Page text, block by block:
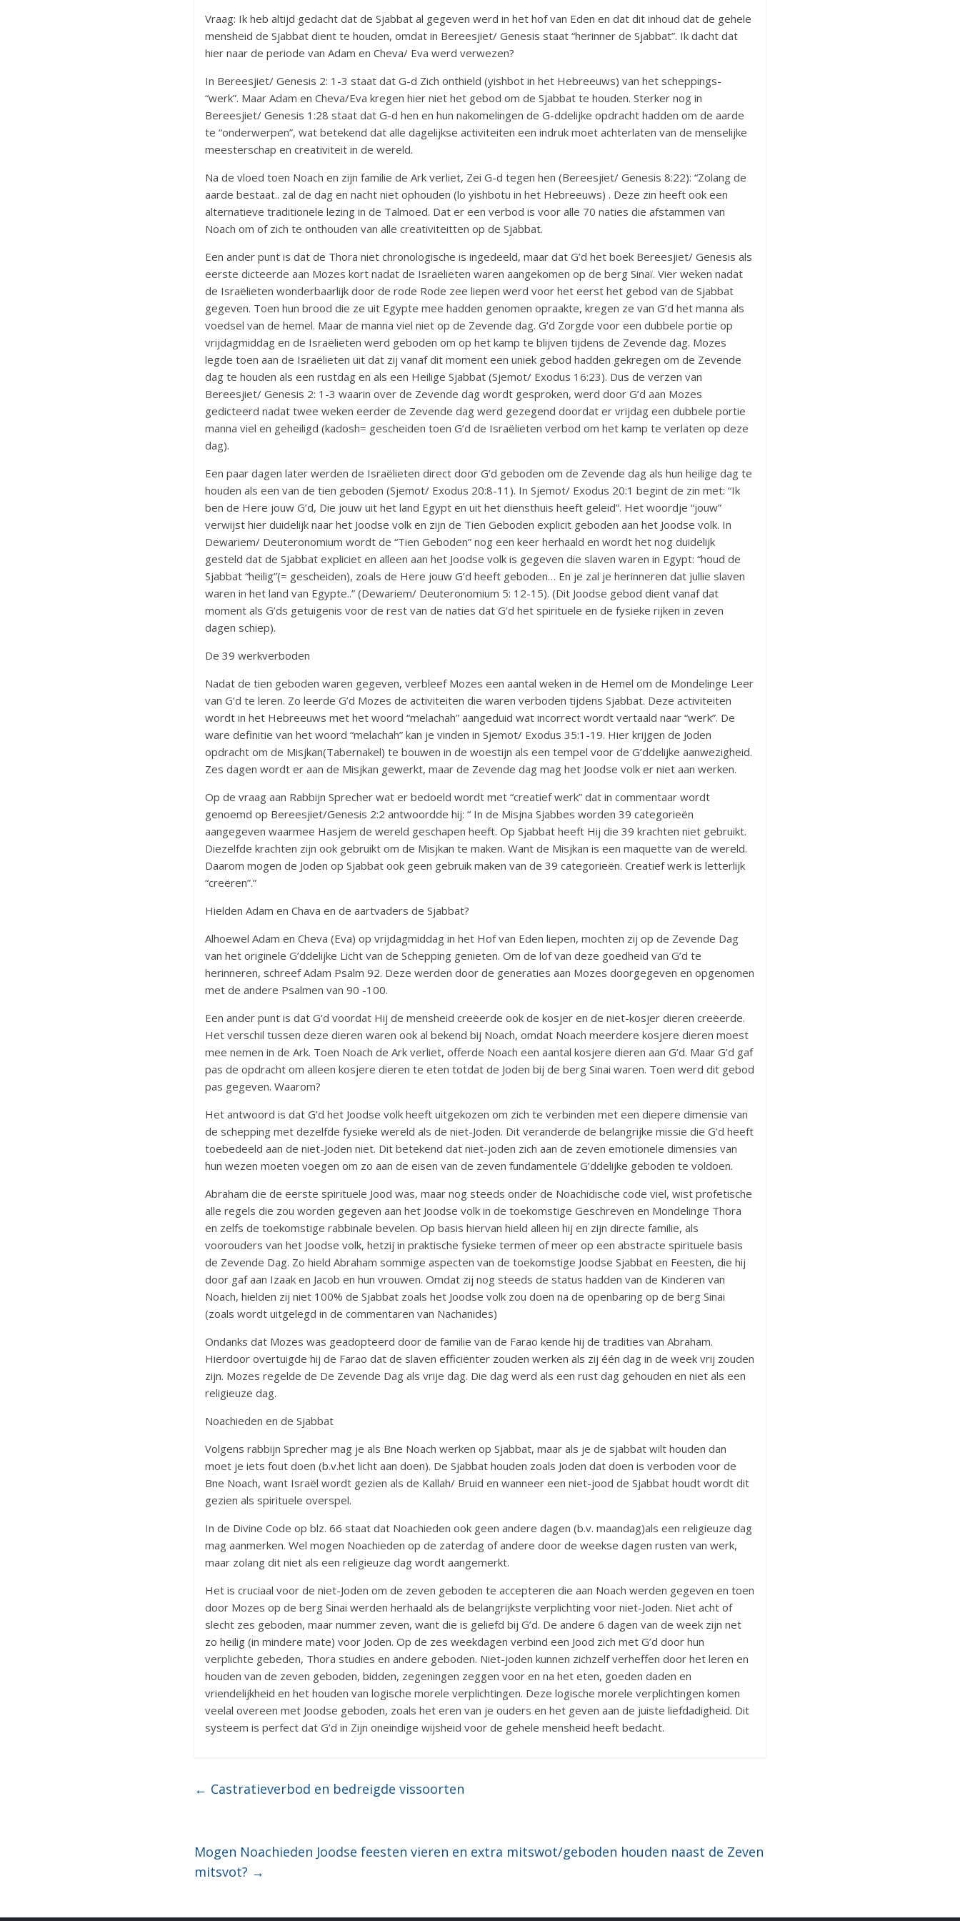
Vraag: Ik heb altijd gedacht dat de Sjabbat al gegeven werd in het hof van Eden en dat dit inhoud dat de gehele
mensheid de Sjabbat dient te houden, omdat in Bereesjiet/ Genesis staat “herinner de Sjabbat”. Ik dacht dat
hier naar de periode van Adam en Cheva/ Eva werd verwezen?
In Bereesjiet/ Genesis 2: 1-3 staat dat G-d Zich onthield (yishbot in het Hebreeuws) van het scheppings-
“werk”. Maar Adam en Cheva/Eva kregen hier niet het gebod om de Sjabbat te houden. Sterker nog in
Bereesjiet/ Genesis 1:28 staat dat G-d hen en hun nakomelingen de G-ddelijke opdracht hadden om de aarde
te “onderwerpen”, wat betekend dat alle dagelijkse activiteiten een indruk moet achterlaten van de menselijke
meesterschap en creativiteit in de wereld.
Na de vloed toen Noach en zijn familie de Ark verliet, Zei G-d tegen hen (Bereesjiet/ Genesis 8:22): “Zolang de
aarde bestaat.. zal de dag en nacht niet ophouden (lo yishbotu in het Hebreeuws) . Deze zin heeft ook een
alternatieve traditionele lezing in de Talmoed. Dat er een verbod is voor alle 70 naties die afstammen van
Noach om of zich te onthouden van alle creativiteitten op de Sjabbat.
Een ander punt is dat de Thora niet chronologische is ingedeeld, maar dat G’d het boek Bereesjiet/ Genesis als
eerste dicteerde aan Mozes kort nadat de Israëlieten waren aangekomen op de berg Sinaï. Vier weken nadat
de Israëlieten wonderbaarlijk door de rode Rode zee liepen werd voor het eerst het gebod van de Sjabbat
gegeven. Toen hun brood die ze uit Egypte mee hadden genomen opraakte, kregen ze van G’d het manna als
voedsel van de hemel. Maar de manna viel niet op de Zevende dag. G’d Zorgde voor een dubbele portie op
vrijdagmiddag en de Israëlieten werd geboden om op het kamp te blijven tijdens de Zevende dag. Mozes
legde toen aan de Israëlieten uit dat zij vanaf dit moment een uniek gebod hadden gekregen om de Zevende
dag te houden als een rustdag en als een Heilige Sjabbat (Sjemot/ Exodus 16:23). Dus de verzen van
Bereesjiet/ Genesis 2: 1-3 waarin over de Zevende dag wordt gesproken, werd door G’d aan Mozes
gedicteerd nadat twee weken eerder de Zevende dag werd gezegend doordat er vrijdag een dubbele portie
manna viel en geheiligd (kadosh= gescheiden toen G’d de Israëlieten verbod om het kamp te verlaten op deze
dag).
Een paar dagen later werden de Israëlieten direct door G’d geboden om de Zevende dag als hun heilige dag te
houden als een van de tien geboden (Sjemot/ Exodus 20:8-11). In Sjemot/ Exodus 20:1 begint de zin met: “Ik
ben de Here jouw G’d, Die jouw uit het land Egypt en uit het diensthuis heeft geleid”. Het woordje “jouw”
verwijst hier duidelijk naar het Joodse volk en zijn de Tien Geboden explicit geboden aan het Joodse volk. In
Dewariem/ Deuteronomium wordt de “Tien Geboden” nog een keer herhaald en wordt het nog duidelijk
gesteld dat de Sjabbat expliciet en alleen aan het Joodse volk is gegeven die slaven waren in Egypt: “houd de
Sjabbat “heilig”(= gescheiden), zoals de Here jouw G’d heeft geboden… En je zal je herinneren dat jullie slaven
waren in het land van Egypte..” (Dewariem/ Deuteronomium 5: 12-15). (Dit Joodse gebod dient vanaf dat
moment als G’ds getuigenis voor de rest van de naties dat G’d het spirituele en de fysieke rijken in zeven
dagen schiep).
De 39 werkverboden
Nadat de tien geboden waren gegeven, verbleef Mozes een aantal weken in de Hemel om de Mondelinge Leer
van G’d te leren. Zo leerde G’d Mozes de activiteiten die waren verboden tijdens Sjabbat. Deze activiteiten
wordt in het Hebreeuws met het woord “melachah” aangeduid wat incorrect wordt vertaald naar “werk”. De
ware definitie van het woord “melachah” kan je vinden in Sjemot/ Exodus 35:1-19. Hier krijgen de Joden
opdracht om de Misjkan(Tabernakel) te bouwen in de woestijn als een tempel voor de G’ddelijke aanwezigheid.
Zes dagen wordt er aan de Misjkan gewerkt, maar de Zevende dag mag het Joodse volk er niet aan werken.
Op de vraag aan Rabbijn Sprecher wat er bedoeld wordt met “creatief werk” dat in commentaar wordt
genoemd op Bereesjiet/Genesis 2:2 antwoordde hij: “ In de Misjna Sjabbes worden 39 categorieën
aangegeven waarmee Hasjem de wereld geschapen heeft. Op Sjabbat heeft Hij die 39 krachten niet gebruikt.
Diezelfde krachten zijn ook gebruikt om de Misjkan te maken. Want de Misjkan is een maquette van de wereld.
Daarom mogen de Joden op Sjabbat ook geen gebruik maken van de 39 categorieën. Creatief werk is letterlijk
“creëren”.”
Hielden Adam en Chava en de aartvaders de Sjabbat?
Alhoewel Adam en Cheva (Eva) op vrijdagmiddag in het Hof van Eden liepen, mochten zij op de Zevende Dag
van het originele G’ddelijke Licht van de Schepping genieten. Om de lof van deze goedheid van G’d te
herinneren, schreef Adam Psalm 92. Deze werden door de generaties aan Mozes doorgegeven en opgenomen
met de andere Psalmen van 90 -100.
Een ander punt is dat G’d voordat Hij de mensheid creëerde ook de kosjer en de niet-kosjer dieren creëerde.
Het verschil tussen deze dieren waren ook al bekend bij Noach, omdat Noach meerdere kosjere dieren moest
mee nemen in de Ark. Toen Noach de Ark verliet, offerde Noach een aantal kosjere dieren aan G’d. Maar G’d gaf
pas de opdracht om alleen kosjere dieren te eten totdat de Joden bij de berg Sinai waren. Toen werd dit gebod
pas gegeven. Waarom?
Het antwoord is dat G’d het Joodse volk heeft uitgekozen om zich te verbinden met een diepere dimensie van
de schepping met dezelfde fysieke wereld als de niet-Joden. Dit veranderde de belangrijke missie die G’d heeft
toebedeeld aan de niet-Joden niet. Dit betekend dat niet-joden zich aan de zeven emotionele dimensies van
hun wezen moeten voegen om zo aan de eisen van de zeven fundamentele G’ddelijke geboden te voldoen.
Abraham die de eerste spirituele Jood was, maar nog steeds onder de Noachidische code viel, wist profetische
alle regels die zou worden gegeven aan het Joodse volk in de toekomstige Geschreven en Mondelinge Thora
en zelfs de toekomstige rabbinale bevelen. Op basis hiervan hield alleen hij en zijn directe familie, als
voorouders van het Joodse volk, hetzij in praktische fysieke termen of meer op een abstracte spirituele basis
de Zevende Dag. Zo hield Abraham sommige aspecten van de toekomstige Joodse Sjabbat en Feesten, die hij
door gaf aan Izaak en Jacob en hun vrouwen. Omdat zij nog steeds de status hadden van de Kinderen van
Noach, hielden zij niet 100% de Sjabbat zoals het Joodse volk zou doen na de openbaring op de berg Sinai
(zoals wordt uitgelegd in de commentaren van Nachanides)
Ondanks dat Mozes was geadopteerd door de familie van de Farao kende hij de tradities van Abraham.
Hierdoor overtuigde hij de Farao dat de slaven efficiënter zouden werken als zij één dag in de week vrij zouden
zijn. Mozes regelde de De Zevende Dag als vrije dag. Die dag werd als een rust dag gehouden en niet als een
religieuze dag.
Noachieden en de Sjabbat
Volgens rabbijn Sprecher mag je als Bne Noach werken op Sjabbat, maar als je de sjabbat wilt houden dan
moet je iets fout doen (b.v.het licht aan doen). De Sjabbat houden zoals Joden dat doen is verboden voor de
Bne Noach, want Israël wordt gezien als de Kallah/ Bruid en wanneer een niet-jood de Sjabbat houdt wordt dit
gezien als spirituele overspel.
In de Divine Code op blz. 66 staat dat Noachieden ook geen andere dagen (b.v. maandag)als een religieuze dag
mag aanmerken. Wel mogen Noachieden op de zaterdag of andere door de weekse dagen rusten van werk,
maar zolang dit niet als een religieuze dag wordt aangemerkt.
Het is cruciaal voor de niet-Joden om de zeven geboden te accepteren die aan Noach werden gegeven en toen
door Mozes op de berg Sinai werden herhaald als de belangrijkste verplichting voor niet-Joden. Niet acht of
slecht zes geboden, maar nummer zeven, want die is geliefd bij G’d. De andere 6 dagen van de week zijn net
zo heilig (in mindere mate) voor Joden. Op de zes weekdagen verbind een Jood zich met G’d door hun
verplichte gebeden, Thora studies en andere geboden. Niet-joden kunnen zichzelf verheffen door het leren en
houden van de zeven geboden, bidden, zegeningen zeggen voor en na het eten, goeden daden en
vriendelijkheid en het houden van logische morele verplichtingen. Deze logische morele verplichtingen komen
veelal overeen met Joodse geboden, zoals het eren van je ouders en het geven aan de juiste liefdadigheid. Dit
systeem is perfect dat G’d in Zijn oneindige wijsheid voor de gehele mensheid heeft bedacht.
← Castratieverbod en bedreigde vissoorten
Mogen Noachieden Joodse feesten vieren en extra mitswot/geboden houden naast de Zeven
mitsvot? →